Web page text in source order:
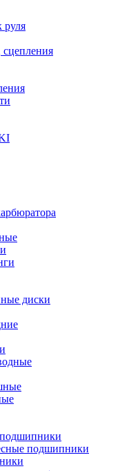
руля
сцепления
диски
подшипники